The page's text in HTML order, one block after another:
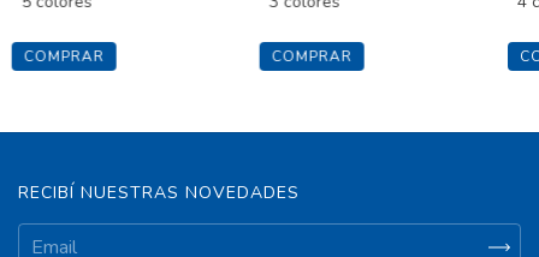
COMPRAR COMPRAR
RECIBÍ NUESTRAS NOVEDADES